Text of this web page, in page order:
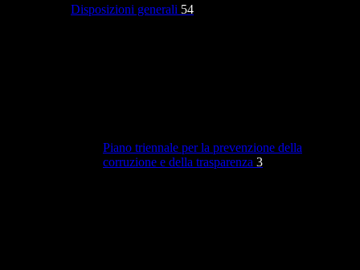
Disposizioni generali 54
Piano triennale per la prevenzione della
corruzione e della trasparenza 3